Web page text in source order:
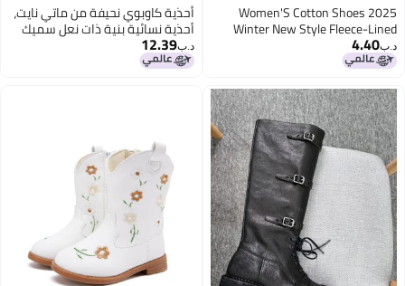
Women'S Cotton Shoes 2025
Winter New Style Fleece-Lined
And Thickeneded Middle-Aged And
Elderly Mother'S Shoes Flats Non-
د.ب‏4.40
أحذية كاوبوي نحيفة من ماتي نايت،
أحذية نسائية بنية ذات نعل سميك
د.ب‏12.39